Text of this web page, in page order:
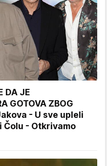
DA JE
GOTOVA ZBOG
- U sve upleli
Čolu - Otkrivamo